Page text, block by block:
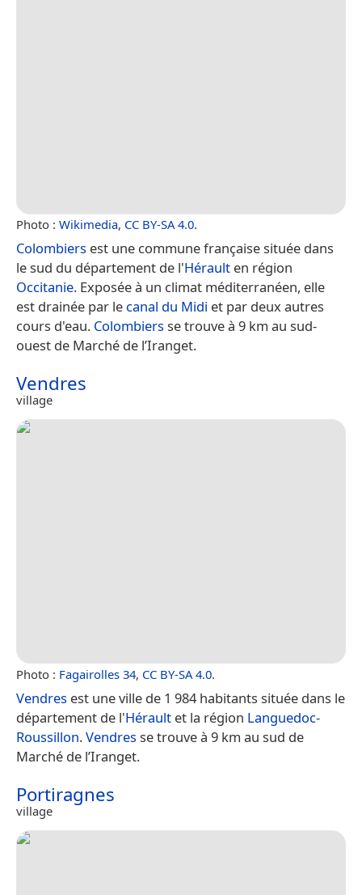
Photo : Wikimedia, CC BY-SA 4.0.
Colombiers est une commune française située dans
le sud du département de l'Hérault en région
Occitanie. Exposée à un climat méditerranéen, elle
est drainée par le canal du Midi et par deux autres
cours d'eau. Colombiersse trouve à 9 km au sud-
ouest de Marché de l’Iranget.
Vendres
village
Photo : Fagairolles 34, CC BY-SA 4.0.
Vendres est une ville de 1 984 habitants située dans le
département de l'Hérault et la région Languedoc-
Roussillon.Vendresse trouve à 9 km au sud de
Marché de l’Iranget.
Portiragnes
village